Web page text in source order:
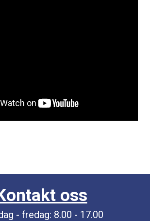
oss
- fredag: 8.00 - 17.00